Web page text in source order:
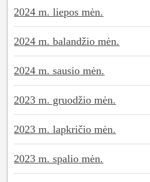
2024 m. liepos mėn.
2024 m. balandžio mėn.
2024 m. sausio mėn.
2023 m. gruodžio mėn.
2023 m. lapkričio mėn.
2023 m. spalio mėn.